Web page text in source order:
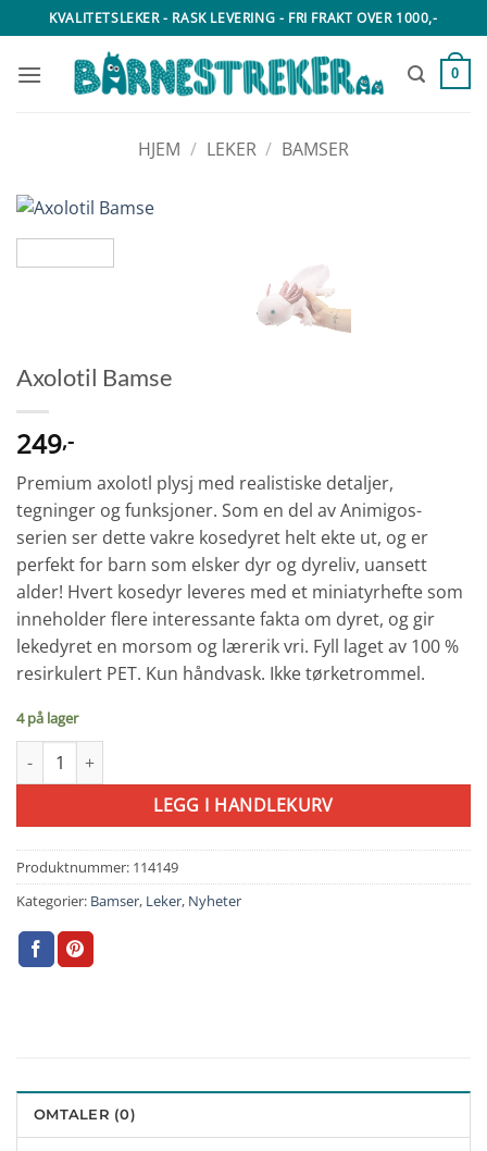
to
content
KVALITETSLEKER - RASK LEVERING - FRI FRAKT OVER 1000,-
0
HJEM / LEKER / BAMSER
Axolotil Bamse
249,-
Premium axolotl plysj med realistiske detaljer,
tegninger og funksjoner. Som en del av Animigos-
serien ser dette vakre kosedyret helt ekte ut, og er
perfekt for barn som elsker dyr og dyreliv, uansett
alder! Hvert kosedyr leveres med et miniatyrhefte som
inneholder flere interessante fakta om dyret, og gir
lekedyret en morsom og lærerik vri. Fyll laget av 100 %
resirkulert PET. Kun håndvask. Ikke tørketrommel.
4 på lager
Axolotil Bamse antall
LEGG I HANDLEKURV
Produktnummer: 114149
Kategorier: Bamser, Leker, Nyheter
OMTALER (0)